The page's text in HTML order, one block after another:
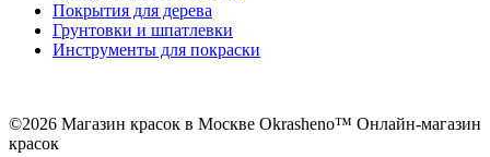
Покрытия для дерева
Грунтовки и шпатлевки
Инструменты для покраски
©2026 Магазин красок в Москве Okrasheno™ Онлайн-магазин
красок